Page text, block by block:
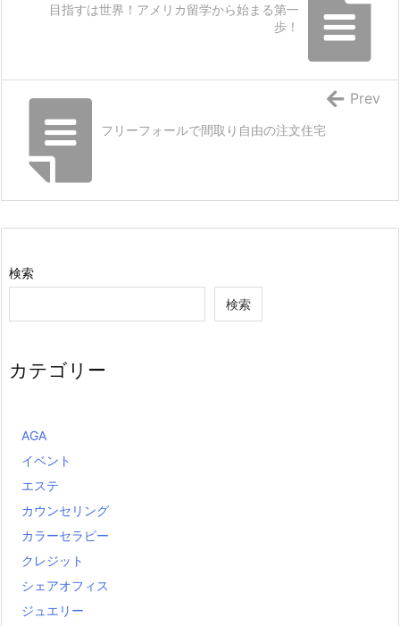
目指すは世界！アメリカ留学から始まる第一
歩！
フリーフォールで間取り自由の注文住宅
Prev
検索
検索
カテゴリー
AGA
イベント
エステ
カウンセリング
カラーセラピー
クレジット
シェアオフィス
ジュエリー